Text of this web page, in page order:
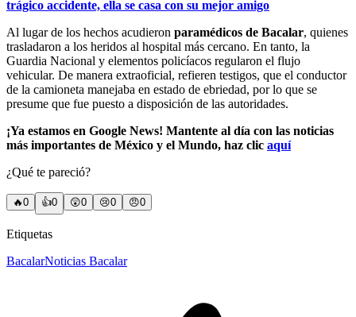
trágico accidente, ella se casa con su mejor amigo
Al lugar de los hechos acudieron paramédicos de Bacalar, quienes
trasladaron a los heridos al hospital más cercano. En tanto, la
Guardia Nacional y elementos policíacos regularon el flujo
vehicular. De manera extraoficial, refieren testigos, que el conductor
de la camioneta manejaba en estado de ebriedad, por lo que se
presume que fue puesto a disposición de las autoridades.
¡Ya estamos en Google News! Mantente al día con las noticias
más importantes de México y el Mundo, haz clic aquí
¿Qué te pareció?
🔥0 👍0 😲0 😢0 😠0
Etiquetas
BacalarNoticias Bacalar